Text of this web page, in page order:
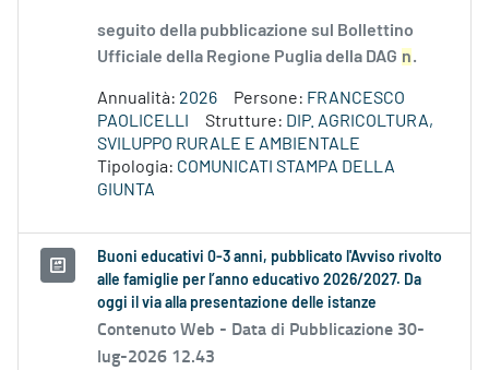
seguito della pubblicazione sul Bollettino
Ufficiale della Regione Puglia della DAG n.
Annualità: 2026 Persone: FRANCESCO
PAOLICELLI
Strutture: DIP. AGRICOLTURA,
SVILUPPO RURALE E AMBIENTALE
Tipologia: COMUNICATI STAMPA DELLA
GIUNTA
Buoni educativi 0-3 anni, pubblicato l'Avviso rivolto
alle famiglie per l’anno educativo 2026/2027. Da
oggi il via alla presentazione delle istanze
Contenuto Web - Data di Pubblicazione 30-
lug-2026 12.43